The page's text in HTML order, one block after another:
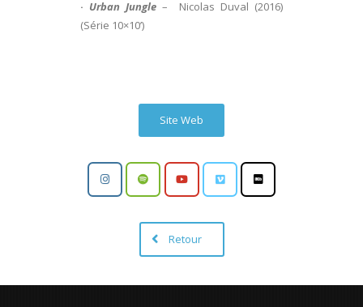
· Urban Jungle – Nicolas Duval (2016)
(Série 10×10’)
Site Web
Retour